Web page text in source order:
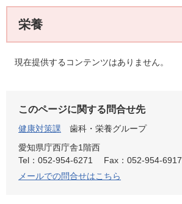
栄養
現在提供するコンテンツはありません。
このページに関する問合せ先
健康対策課
歯科・栄養グループ
愛知県庁西庁舎1階西
Tel：052-954-6271
Fax：052-954-6917
メールでの問合せはこちら